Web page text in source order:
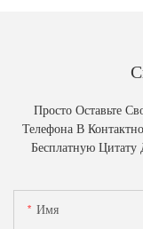
Просто Оставьте
Телефона В
Бесплатную
Имя